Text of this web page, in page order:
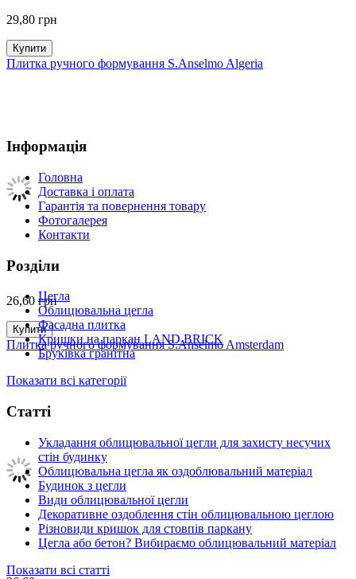
29,80 грн
Купити
Плитка ручного формування S.Anselmo Algeria
26,60 грн
Купити
Плитка ручного формування S.Anselmo Amsterdam
Інформація
Головна
Доставка і оплата
Гарантія та повернення товару
Фотогалерея
Контакти
Розділи
Цегла
Облицювальна цегла
Фасадна плитка
Кришки на паркан LAND BRICK
Бруківка гранітна
Показати всі категорії
Статті
Укладання облицювальної цегли для захисту несучих
стін будинку
Облицювальна цегла як оздоблювальний матеріал
Будинок з цегли
Види облицювальної цегли
Декоративне оздоблення стін облицювальною цеглою
Різновиди кришок для стовпів паркану
Цегла або бетон? Вибираємо облицювальний матеріал
Показати всі статті